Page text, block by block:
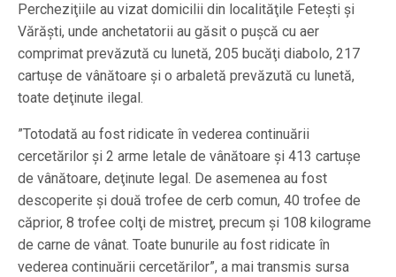
Percheziţiile au vizat domicilii din localităţile Feteşti şi
Vărăşti, unde anchetatorii au găsit o puşcă cu aer
comprimat prevăzută cu lunetă, 205 bucăţi diabolo, 217
cartuşe de vânătoare şi o arbaletă prevăzută cu lunetă,
toate deţinute ilegal.
”Totodată au fost ridicate în vederea continuării
cercetărilor şi 2 arme letale de vânătoare şi 413 cartuşe
de vânătoare, deţinute legal. De asemenea au fost
descoperite şi două trofee de cerb comun, 40 trofee de
căprior, 8 trofee colţi de mistreţ, precum şi 108 kilograme
de carne de vânat. Toate bunurile au fost ridicate în
vederea continuării cercetărilor”, a mai transmis sursa